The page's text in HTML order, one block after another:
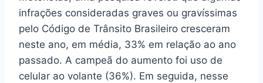
infrações consideradas graves ou gravíssimas
pelo Código de Trânsito Brasileiro cresceram
neste ano, em média, 33% em relação ao ano
passado. A campeã do aumento foi uso de
celular ao volante (36%). Em seguida, nesse